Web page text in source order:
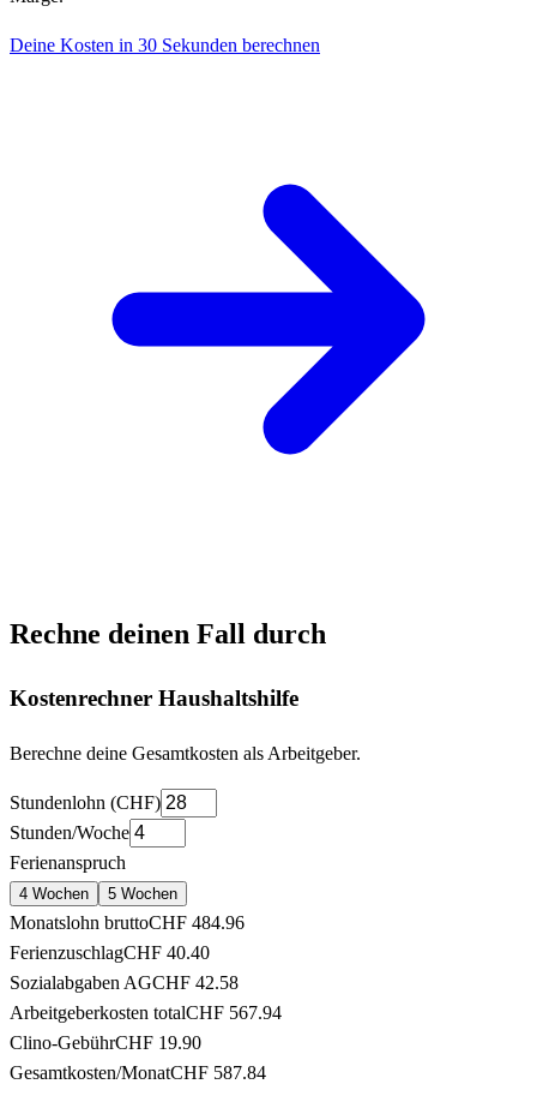
Deine Kosten in 30 Sekunden berechnen
Rechne deinen Fall durch
Kostenrechner Haushaltshilfe
Berechne deine Gesamtkosten als Arbeitgeber.
Stundenlohn (CHF)
Stunden/Woche
Ferienanspruch
4 Wochen 5 Wochen
Monatslohn bruttoCHF 484.96
FerienzuschlagCHF 40.40
Sozialabgaben AGCHF 42.58
Arbeitgeberkosten totalCHF 567.94
Clino-GebührCHF 19.90
Gesamtkosten/MonatCHF 587.84